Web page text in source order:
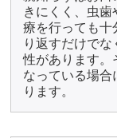
きにくく、虫
療を行っても十
り返すだけで
性があります。
なっている場合
ります。